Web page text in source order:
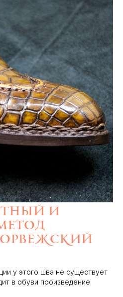
и
у этого шва не существует
в обуви произведение